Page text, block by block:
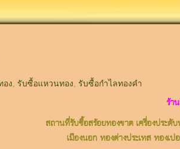
อง รับซื้อแหวนทอง รับซื้อกำไลทองคำ
ร้า
สถานที่รับซื้อสร้อยทองขาด เครื่องประดั
เมืองนอก ทองต่างประเทส ทองเ